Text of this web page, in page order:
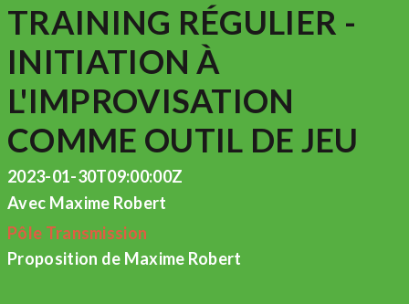
TRAINING RÉGULIER -
INITIATION À
L'IMPROVISATION
COMME OUTIL DE JEU
2023-01-30T09:00:00Z
Avec Maxime Robert
Pôle Transmission
Proposition de Maxime Robert